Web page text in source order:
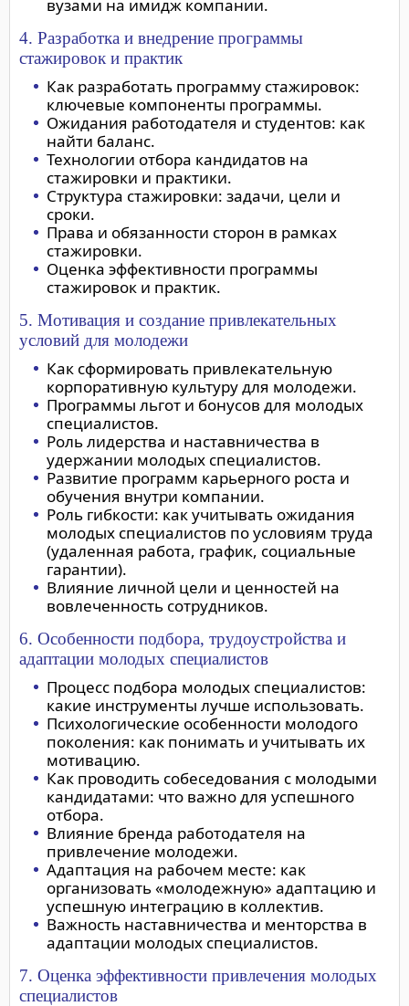
вузами на имидж компании.
4. Разработка и внедрение программы
стажировок и практик
Как разработать программу стажировок:
ключевые компоненты программы.
Ожидания работодателя и студентов: как
найти баланс.
Технологии отбора кандидатов на
стажировки и практики.
Структура стажировки: задачи, цели и
сроки.
Права и обязанности сторон в рамках
стажировки.
Оценка эффективности программы
стажировок и практик.
5. Мотивация и создание привлекательных
условий для молодежи
Как сформировать привлекательную
корпоративную культуру для молодежи.
Программы льгот и бонусов для молодых
специалистов.
Роль лидерства и наставничества в
удержании молодых специалистов.
Развитие программ карьерного роста и
обучения внутри компании.
Роль гибкости: как учитывать ожидания
молодых специалистов по условиям труда
(удаленная работа, график, социальные
гарантии).
Влияние личной цели и ценностей на
вовлеченность сотрудников.
6. Особенности подбора, трудоустройства и
адаптации молодых специалистов
Процесс подбора молодых специалистов:
какие инструменты лучше использовать.
Психологические особенности молодого
поколения: как понимать и учитывать их
мотивацию.
Как проводить собеседования с молодыми
кандидатами: что важно для успешного
отбора.
Влияние бренда работодателя на
привлечение молодежи.
Адаптация на рабочем месте: как
организовать «молодежную» адаптацию и
успешную интеграцию в коллектив.
Важность наставничества и менторства в
адаптации молодых специалистов.
7. Оценка эффективности привлечения молодых
специалистов